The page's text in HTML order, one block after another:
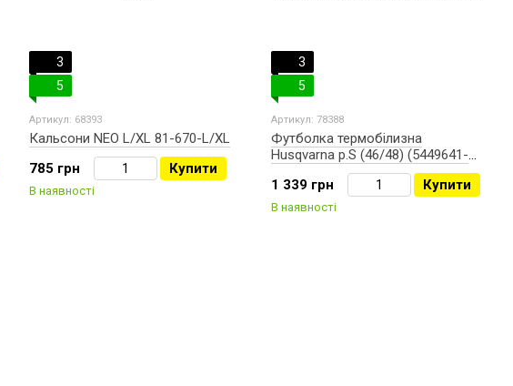
3
5
Артикул: 68393
Кальсони NEO L/XL 81-670-L/XL
785 грн
Купити
В наявності
3
5
Артикул: 78388
Футболка термобілизна
Husqvarna р.S (46/48) (5449641-
1 339 грн
Купити
В наявності